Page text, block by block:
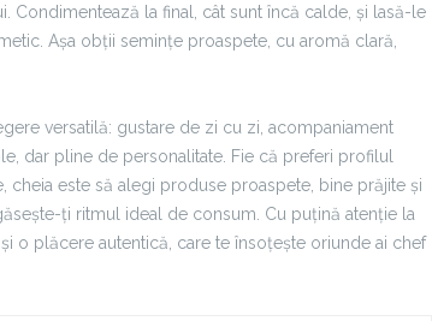
Condimentează la final, cât sunt încă calde, și lasă-le
Așa obții semințe proaspete, cu aromă clară,
versatilă: gustare de zi cu zi, acompaniament
dar pline de personalitate. Fie că preferi profilul
cheia este să alegi produse proaspete, bine prăjite și
ți ritmul ideal de consum. Cu puțină atenție la
o plăcere autentică, care te însoțește oriunde ai chef